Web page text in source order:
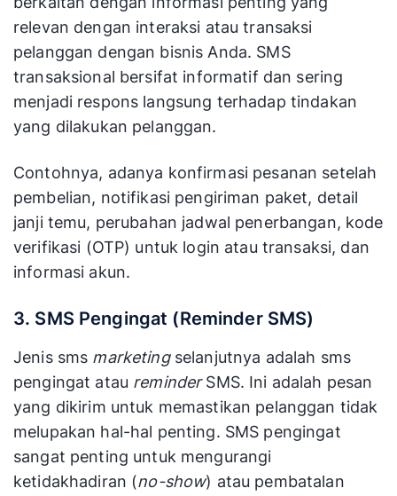
relevan dengan interaksi atau transaksi
pelanggan dengan bisnis Anda. SMS
transaksional bersifat informatif dan sering
menjadi respons langsung terhadap tindakan
yang dilakukan pelanggan.
Contohnya, adanya konfirmasi pesanan setelah
pembelian, notifikasi pengiriman paket, detail
janji temu, perubahan jadwal penerbangan, kode
verifikasi (OTP) untuk login atau transaksi, dan
informasi akun.
3. SMS Pengingat (Reminder SMS)
Jenis sms marketingselanjutnya adalah sms
pengingat atau reminderSMS. Ini adalah pesan
yang dikirim untuk memastikan pelanggan tidak
melupakan hal-hal penting. SMS pengingat
sangat penting untuk mengurangi
ketidakhadiran (no-show) atau pembatalan